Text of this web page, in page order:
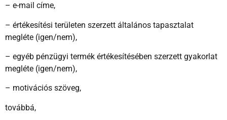
– e-mail címe,
– értékesítési területen szerzett általános tapasztalat
megléte (igen/nem),
– egyéb pénzügyi termék értékesítésében szerzett gyakorlat
megléte (igen/nem),
– motivációs szöveg,
továbbá,